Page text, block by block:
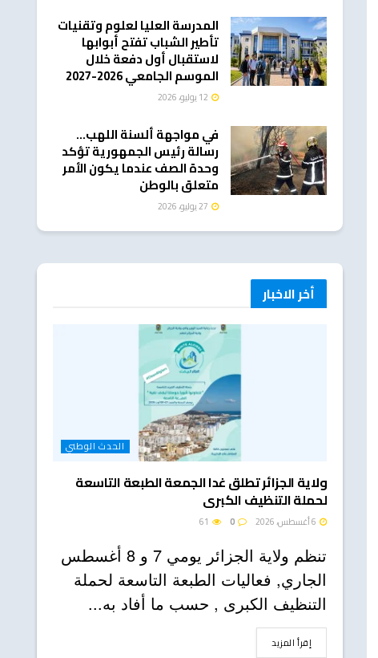
المدرسة العليا لعلوم وتقنيات
تأطير الشباب تفتح أبوابها
لاستقبال أول دفعة خلال
الموسم الجامعي 2026-2027
في مواجهة ألسنة اللهب…
رسالة رئيس الجمهورية تؤكد
وحدة الصف عندما يكون الأمر
متعلق بالوطن
أخر الاخبار
الحدث الوطني
ولاية الجزائر تطلق غدا الجمعة الطبعة التاسعة
لحملة التنظيف الكبرى
تنظم ولاية الجزائر يومي 7 و 8 أغسطس
الجاري, فعاليات الطبعة التاسعة لحملة
التنظيف الكبرى , حسب ما أفاد به...
إقرأ المزيدDETAILS